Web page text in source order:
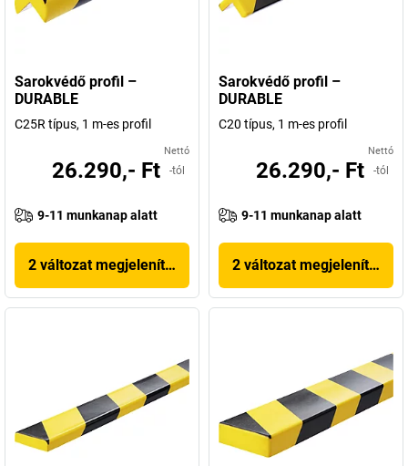
Sarokvédő profil –
DURABLE
C25R típus, 1 m-es profil
Nettó
26.290,- Ft -tól
9-11 munkanap alatt
2 változat megjelenítése
Sarokvédő profil –
DURABLE
C20 típus, 1 m-es profil
Nettó
26.290,- Ft -tól
9-11 munkanap alatt
2 változat megjelenítése